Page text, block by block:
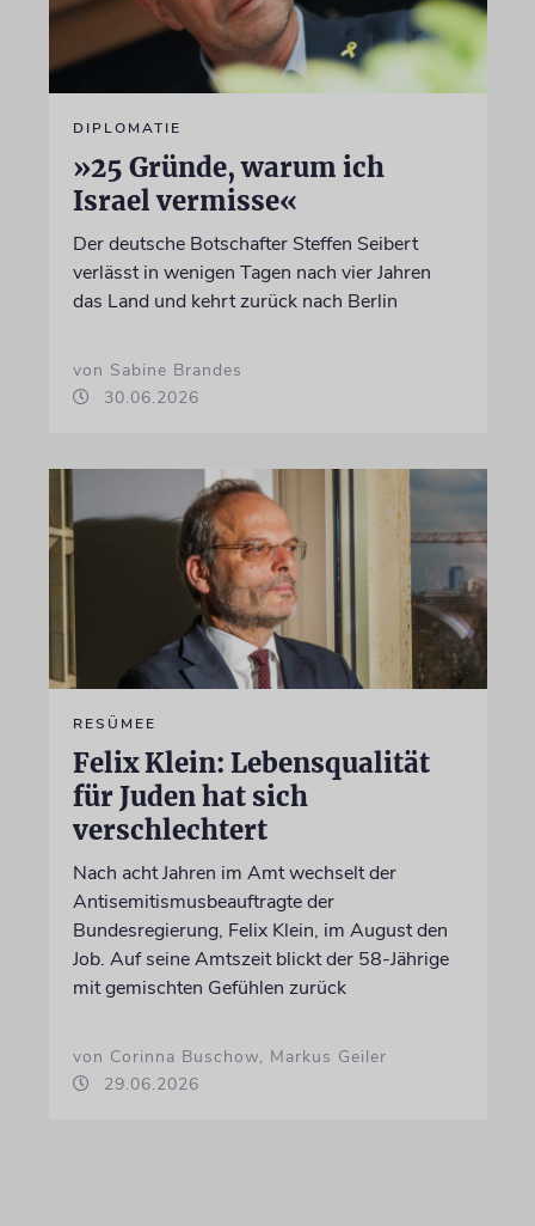
DIPLOMATIE
»25 Gründe, warum ich
Israel vermisse«
Der deutsche Botschafter Steffen Seibert
verlässt in wenigen Tagen nach vier Jahren
das Land und kehrt zurück nach Berlin
von Sabine Brandes
30.06.2026
RESÜMEE
Felix Klein: Lebensqualität
für Juden hat sich
verschlechtert
Nach acht Jahren im Amt wechselt der
Antisemitismusbeauftragte der
Bundesregierung, Felix Klein, im August den
Job. Auf seine Amtszeit blickt der 58-Jährige
mit gemischten Gefühlen zurück
von Corinna Buschow, Markus Geiler
29.06.2026